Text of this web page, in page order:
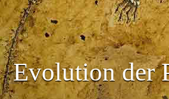
Evolution der